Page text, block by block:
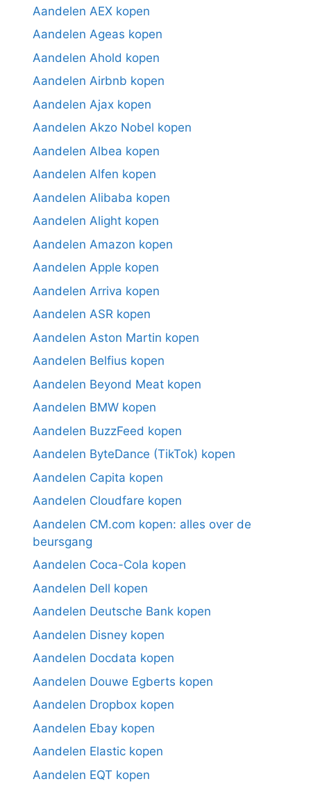
Aandelen AEX kopen
Aandelen Ageas kopen
Aandelen Ahold kopen
Aandelen Airbnb kopen
Aandelen Ajax kopen
Aandelen Akzo Nobel kopen
Aandelen Albea kopen
Aandelen Alfen kopen
Aandelen Alibaba kopen
Aandelen Alight kopen
Aandelen Amazon kopen
Aandelen Apple kopen
Aandelen Arriva kopen
Aandelen ASR kopen
Aandelen Aston Martin kopen
Aandelen Belfius kopen
Aandelen Beyond Meat kopen
Aandelen BMW kopen
Aandelen BuzzFeed kopen
Aandelen ByteDance (TikTok) kopen
Aandelen Capita kopen
Aandelen Cloudfare kopen
Aandelen CM.com kopen: alles over de
beursgang
Aandelen Coca-Cola kopen
Aandelen Dell kopen
Aandelen Deutsche Bank kopen
Aandelen Disney kopen
Aandelen Docdata kopen
Aandelen Douwe Egberts kopen
Aandelen Dropbox kopen
Aandelen Ebay kopen
Aandelen Elastic kopen
Aandelen EQT kopen